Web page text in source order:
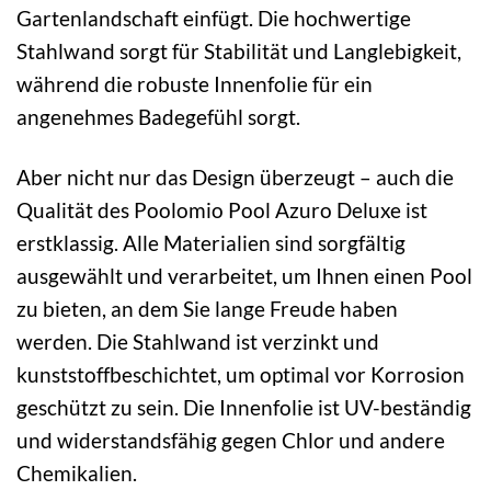
Gartenlandschaft einfügt. Die hochwertige
Stahlwand sorgt für Stabilität und Langlebigkeit,
während die robuste Innenfolie für ein
angenehmes Badegefühl sorgt.
Aber nicht nur das Design überzeugt – auch die
Qualität des Poolomio Pool Azuro Deluxe ist
erstklassig. Alle Materialien sind sorgfältig
ausgewählt und verarbeitet, um Ihnen einen Pool
zu bieten, an dem Sie lange Freude haben
werden. Die Stahlwand ist verzinkt und
kunststoffbeschichtet, um optimal vor Korrosion
geschützt zu sein. Die Innenfolie ist UV-beständig
und widerstandsfähig gegen Chlor und andere
Chemikalien.